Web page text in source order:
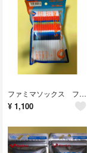
ファミマソックス フジロック限定カラー
¥ 1,100